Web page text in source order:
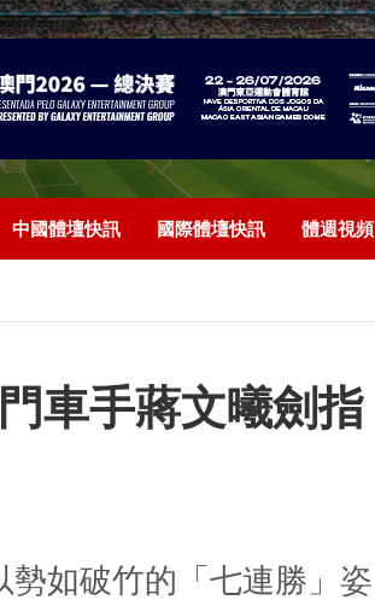
中國體壇快訊 國際體壇快訊 體週視頻
車手蔣文曦劍指
如破竹的「七連勝」姿